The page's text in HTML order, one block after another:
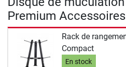
Premium Accessoires
Rack de
Compact
En stock